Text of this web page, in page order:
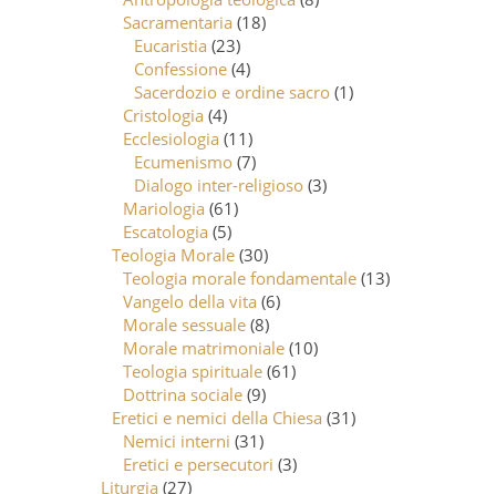
Sacramentaria (18)
Eucaristia (23)
Confessione (4)
Sacerdozio e ordine sacro (1)
Cristologia (4)
Ecclesiologia (11)
Ecumenismo (7)
Dialogo inter-religioso (3)
Mariologia (61)
Escatologia (5)
Teologia Morale (30)
Teologia morale fondamentale (13)
Vangelo della vita (6)
Morale sessuale (8)
Morale matrimoniale (10)
Teologia spirituale (61)
Dottrina sociale (9)
Eretici e nemici della Chiesa (31)
Nemici interni (31)
Eretici e persecutori (3)
Liturgia (27)